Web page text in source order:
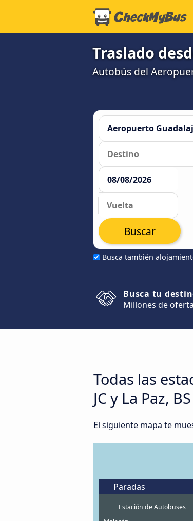
Traslado
Autobús del
Busca también
Buscar
Busca tu
Millones de
Todas las
JC y La Paz, BS
El siguiente mapa te
Paradas
Estación de Autobuses